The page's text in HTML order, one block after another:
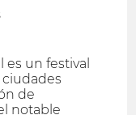
es un festival
ciudades
de
notable